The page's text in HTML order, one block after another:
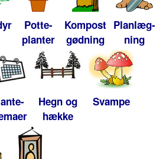
Potte-
planter
Kompost
gødning
Planlæg-
ning
Hegn og
hække
Svampe